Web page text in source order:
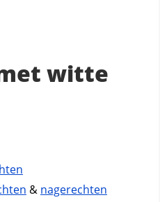
witte
& nagerechten